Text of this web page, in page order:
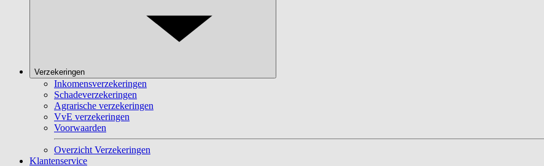
Verzekeringen
Inkomensverzekeringen
Schadeverzekeringen
Agrarische verzekeringen
VvE verzekeringen
Voorwaarden
Overzicht Verzekeringen
Klantenservice